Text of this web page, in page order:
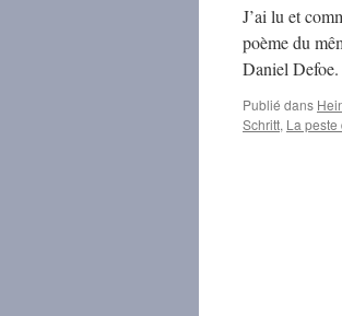
J’ai lu et
poème du
Daniel
Publié dans
Schritt, La